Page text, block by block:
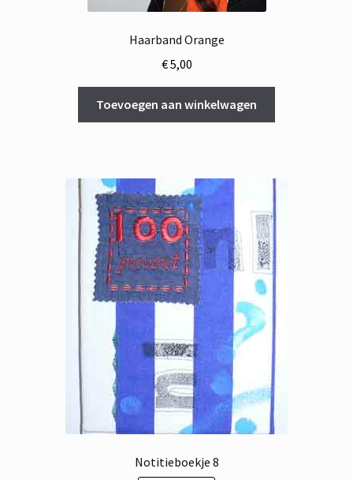
Haarband Orange
€5,00
Toevoegen aan winkelwagen
Notitieboekje 8